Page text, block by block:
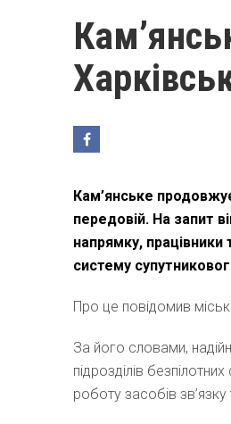
Кам’янське
передовій. На запит
напрямку,
систему
Про це повідомив
За його словами,
підрозділів
роботу засобів